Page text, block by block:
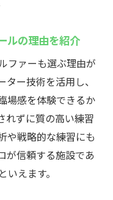
ルの理由を紹介
ファーも選ぶ理由が
ー技術を活用し、
場感を体験できるか
れずに質の高い練習
や戦略的な練習にも
が信頼する施設であ
えます。